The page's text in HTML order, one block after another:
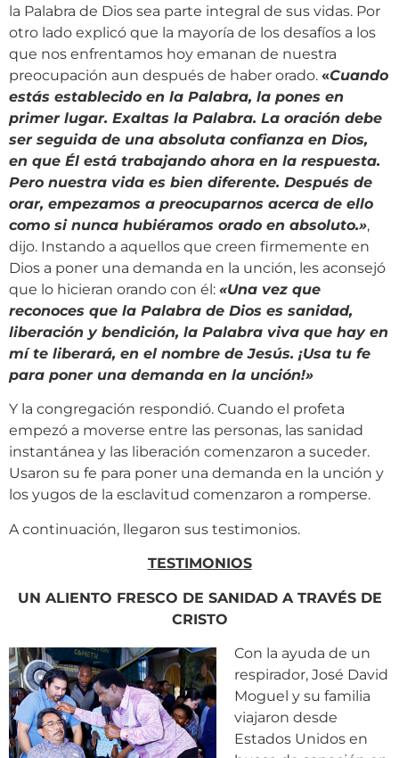
la Palabra de Dios sea parte integral de sus vidas. Por
otro lado explicó que la mayoría de los desafíos a los
que nos enfrentamos hoy emanan de nuestra
preocupación aun después de haber orado. «Cuando
estás establecido en la Palabra, la pones en
primer lugar. Exaltas la Palabra. La oración debe
ser seguida de una absoluta confianza en Dios,
en que Él está trabajando ahora en la respuesta.
Pero nuestra vida es bien diferente. Después de
orar, empezamos a preocuparnos acerca de ello
como si nunca hubiéramos orado en absoluto.»,
dijo. Instando a aquellos que creen firmemente en
Dios a poner una demanda en la unción, les aconsejó
que lo hicieran orando con él: «Una vez que
reconoces que la Palabra de Dios es sanidad,
liberación y bendición, la Palabra viva que hay en
mí te liberará, en el nombre de Jesús. ¡Usa tu fe
para poner una demanda en la unción!»
Y la congregación respondió. Cuando el profeta
empezó a moverse entre las personas, las sanidad
instantánea y las liberación comenzaron a suceder.
Usaron su fe para poner una demanda en la unción y
los yugos de la esclavitud comenzaron a romperse.
A continuación, llegaron sus testimonios.
TESTIMONIOS
UN ALIENTO FRESCO DE SANIDAD A TRAVÉS DE
CRISTO
Con la ayuda de un
respirador, José David
Moguel y su familia
viajaron desde
Estados Unidos en